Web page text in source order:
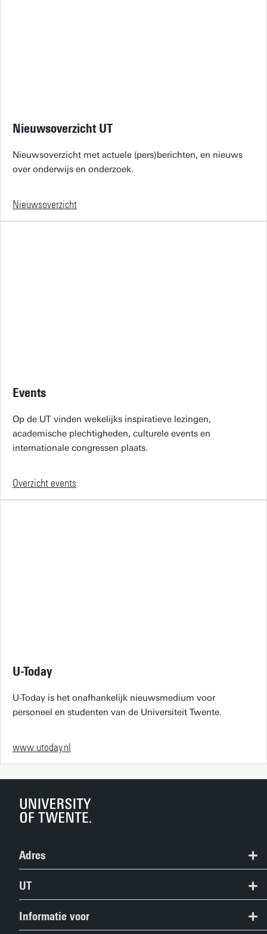
Nieuwsoverzicht UT
Nieuwsoverzicht met actuele (pers)berichten, en nieuws
over onderwijs en onderzoek.
Nieuwsoverzicht
Events
Op de UT vinden wekelijks inspiratieve lezingen,
academische plechtigheden, culturele events en
internationale congressen plaats.
Overzicht events
U-Today
U-Today is het onafhankelijk nieuwsmedium voor
personeel en studenten van de Universiteit Twente.
www.utoday.nl
Adres
+31 53 489 9111
UT
Contact
Informatie voor